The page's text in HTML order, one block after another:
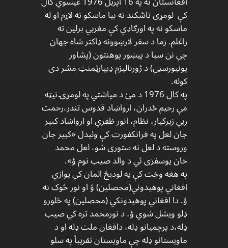
کې لومړی تاشکند ته بیا ماسکو ته لاړم او له
ماسکو نه په اورګاډي کې مغربي برلین ته
راغلم. زما د سفر لارښوونه ډاکتر شاه جهان
چې نن سبا د پيښور پوهنتون (پشاور
یونیورسټي) د ژورنالیزم ډیپارټمنټ مشر دی
کوله.
په کال 1976 د مئ د میاشتي په لومړۍ نیټه
مې رحیم ځدران، ارواښاد قدوس تندر،رحمت
ربي زیرکیار، نظام، انور ظفري او ارواښاد کبیر
جان لعل په فرانکفورت کې ولیدل «کبیر جان
وروسته د لعل نه ستوری شو، لعل محمد
خان یوسفزی ئي د والد صیب نوم ؤ».
په هغه وخت کې په لودیځ المان کې یوازي
افغاني پوهیدوني(محصلین) ؤ او نور څوک نه
ؤ. دا افغاني پوهیدونکي (محصلین) په څلورو
ډلو ویشل شوي ؤ، د نورمحمد تره کي صیب
ډله،د پرچمیانو ډله، دافغان ملت ډله او د
ماویستانو ډله چې ماویستان تقریبأ په سلو